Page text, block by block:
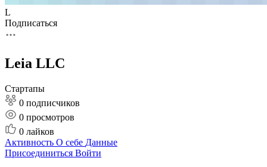
L
Подписаться
Leia LLC
Стартапы
0 подписчиков
0 просмотров
0 лайков
Активность О себе Данные
Присоединиться Войти